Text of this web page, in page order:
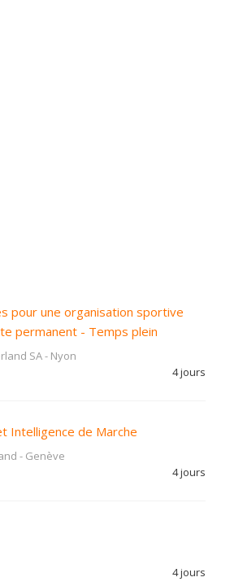
pour une organisation sportive
permanent - Temps plein
SA- Nyon
4 jours
Intelligence de Marche
- Genève
4 jours
4 jours